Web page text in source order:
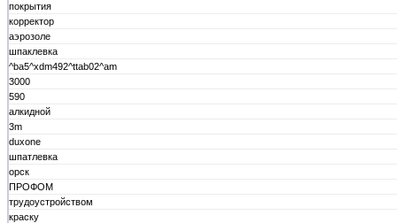
покрытия
корректор
аэрозоле
шпаклевка
^ba5^xdm492^ttab02^am
3000
590
алкидной
3m
duxone
шпатлевка
орск
ПРОФОМ
трудоустройством
краску